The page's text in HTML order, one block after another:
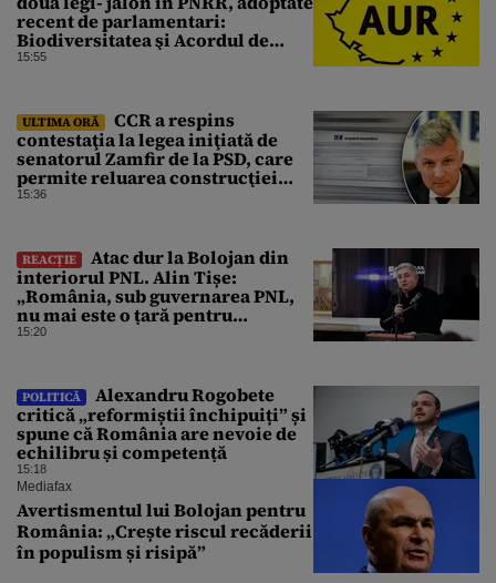
recent de parlamentari:
Biodiversitatea şi Acordul de
împrumut cu BIRD
15:55
ULTIMA ORĂ
CCR a respins
contestaţia la legea iniţiată de
senatorul Zamfir de la PSD, care
permite reluarea construcţiei
hidrocentralelor din zonele
15:36
REACȚIE
Atac dur la Bolojan din
interiorul PNL. Alin Tișe:
„România, sub guvernarea PNL,
nu mai este o țară pentru
investitori”
15:20
POLITICĂ
Alexandru Rogobete
critică „reformiștii închipuiți” și
spune că România are nevoie de
echilibru și competență
15:18
Mediafax
Avertismentul lui Bolojan pentru
România: „Crește riscul recăderii
în populism și risipă”